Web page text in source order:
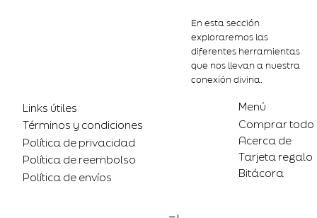
En esta sección
exploraremos las
diferentes herramientas
que nos llevan a nuestra
conexión divina.
Links útiles
Términos y condiciones
Política de privacidad
Política de reembolso
Política de envíos
Menú
Comprar todo
Acerca de
Tarjeta regalo
Bitácora